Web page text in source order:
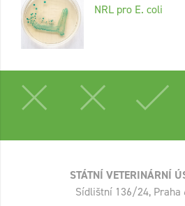
NRL pro E. coli
STÁTNÍ VETERINÁRNÍ
Sídlištní 136/24, Praha